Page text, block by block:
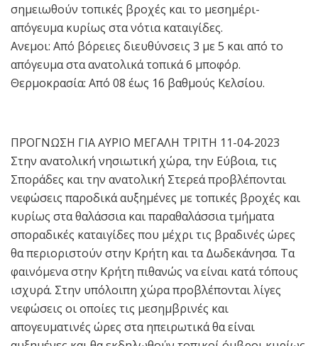
σημειωθούν τοπικές βροχές και το μεσημέρι-
απόγευμα κυρίως στα νότια καταιγίδες.
Ανεμοι: Από βόρειες διευθύνσεις 3 με 5 και από το
απόγευμα στα ανατολικά τοπικά 6 μποφόρ.
Θερμοκρασία: Από 08 έως 16 βαθμούς Κελσίου.
ΠΡΟΓΝΩΣΗ ΓΙΑ ΑΥΡΙΟ ΜΕΓΑΛΗ ΤΡΙΤΗ 11-04-2023
Στην ανατολική νησιωτική χώρα, την Εύβοια, τις
Σποράδες και την ανατολική Στερεά προβλέπονται
νεφώσεις παροδικά αυξημένες με τοπικές βροχές και
κυρίως στα θαλάσσια και παραθαλάσσια τμήματα
σποραδικές καταιγίδες που μέχρι τις βραδινές ώρες
θα περιοριστούν στην Κρήτη και τα Δωδεκάνησα. Τα
φαινόμενα στην Κρήτη πιθανώς να είναι κατά τόπους
ισχυρά. Στην υπόλοιπη χώρα προβλέπονται λίγες
νεφώσεις οι οποίες τις μεσημβρινές και
απογευματινές ώρες στα ηπειρωτικά θα είναι